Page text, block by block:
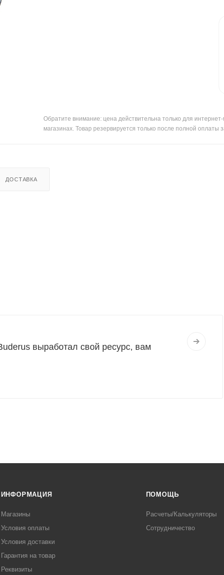
Обратите внимание: цена действительна только для
магазинах. Товар резервируется только после полной оплаты
ДОСТАВКА
выработал свой ресурс, вам
ИНФОРМАЦИЯ
Магазины
Условия оплаты
Условия доставки
Гарантия на товар
Реквизиты
ПОМОЩЬ
Расчеты/Калькуляторы
Сотрудничество